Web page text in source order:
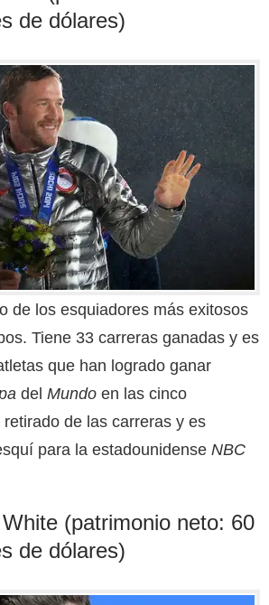
de dólares)
de los esquiadores más exitosos
Tiene 33 carreras ganadas y es
que han logrado ganar
del Mundo en las cinco
de las carreras y es
para la estadounidense NBC
(patrimonio neto: 60
de dólares)